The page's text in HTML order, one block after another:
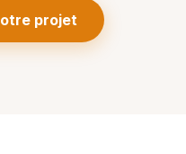
projet